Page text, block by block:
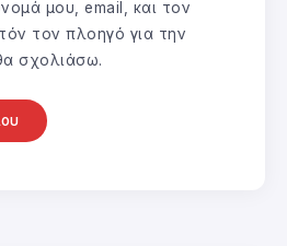
μου, email, και τον
τον πλοηγό για την
σχολιάσω.